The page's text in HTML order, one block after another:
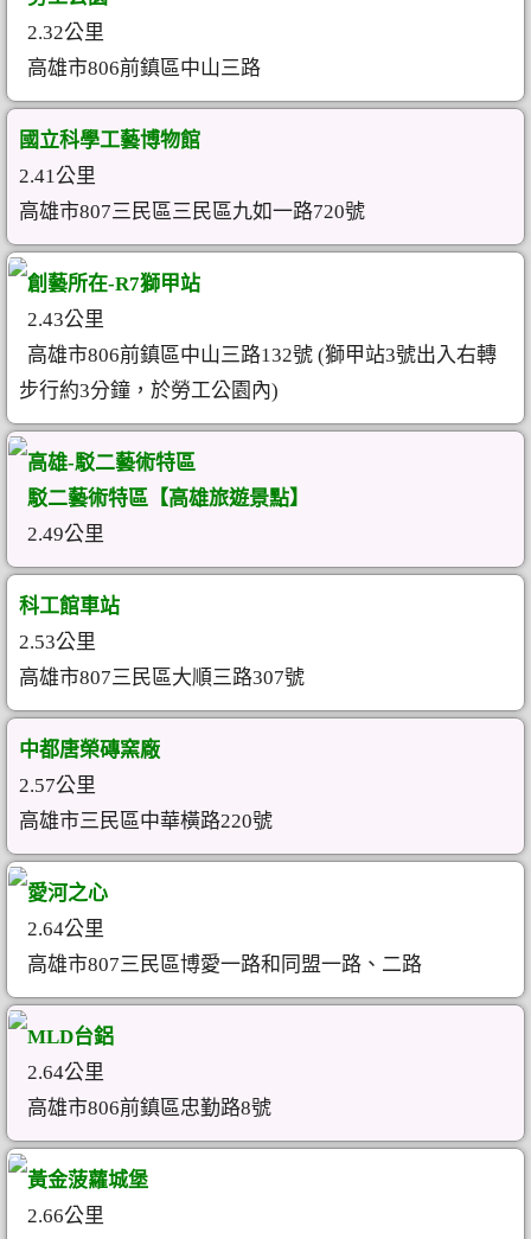
2.32公里
高雄市806前鎮區中山三路
國立科學工藝博物館
2.41公里
高雄市807三民區三民區九如一路720號
創藝所在-R7獅甲站
2.43公里
高雄市806前鎮區中山三路132號 (獅甲站3號出入右轉
步行約3分鐘，於勞工公園內)
高雄-駁二藝術特區
駁二藝術特區【高雄旅遊景點】
2.49公里
科工館車站
2.53公里
高雄市807三民區大順三路307號
中都唐榮磚窯廠
2.57公里
高雄市三民區中華橫路220號
愛河之心
2.64公里
高雄市807三民區博愛一路和同盟一路、二路
MLD台鋁
2.64公里
高雄市806前鎮區忠勤路8號
黃金菠蘿城堡
2.66公里